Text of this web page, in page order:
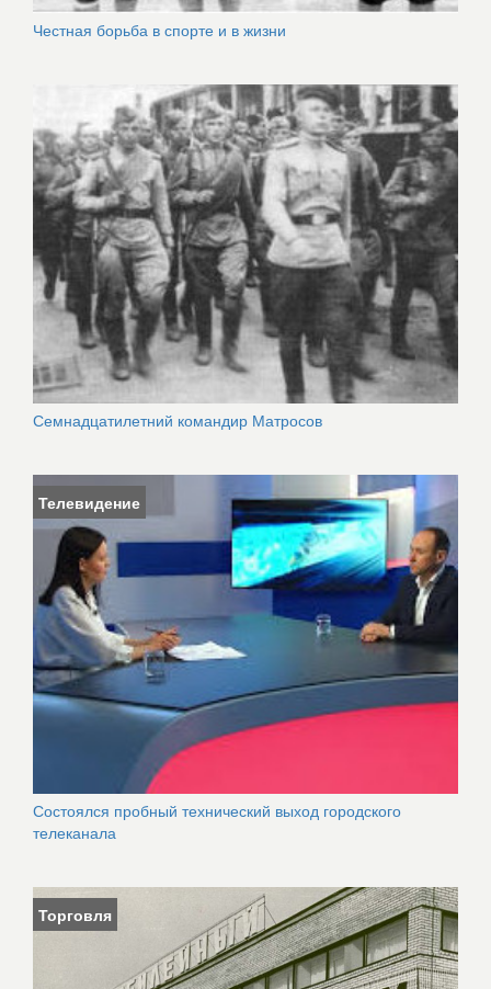
Честная борьба в спорте и в жизни
Семнадцатилетний командир Матросов
Телевидение
Состоялся пробный технический выход городского
телеканала
Торговля